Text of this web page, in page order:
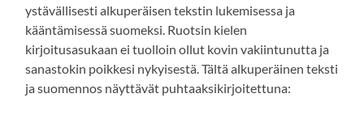
ystävällisesti alkuperäisen tekstin lukemisessa ja
kääntämisessä suomeksi. Ruotsin kielen
kirjoitusasukaan ei tuolloin ollut kovin vakiintunutta ja
sanastokin poikkesi nykyisestä. Tältä alkuperäinen teksti
ja suomennos näyttävät puhtaaksikirjoitettuna: